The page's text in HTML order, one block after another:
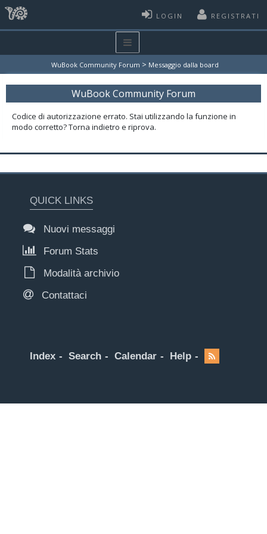
LOGIN REGISTRATI
WuBook Community Forum > Messaggio dalla board
WuBook Community Forum
Codice di autorizzazione errato. Stai utilizzando la funzione in
modo corretto? Torna indietro e riprova.
QUICK LINKS
Nuovi messaggi
Forum Stats
Modalità archivio
Contattaci
Index Search Calendar Help